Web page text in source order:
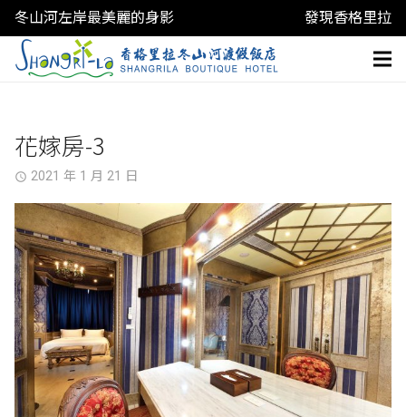
冬山河左岸最美麗的身影 發現香格里拉
花嫁房-3
access_time 2021 年 1 月 21 日